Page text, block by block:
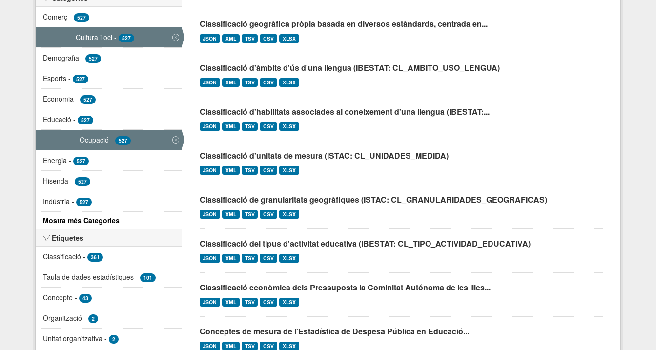
Comerç - 527
Cultura i oci - 527
Demografia - 527
Esports - 527
Economia - 527
Educació - 527
Ocupació - 527
Energia - 527
Hisenda - 527
Indústria - 527
Mostra més Categories
Etiquetes
Classificació - 361
Taula de dades estadístiques - 101
Concepte - 43
Organització - 2
Unitat organitzativa - 2
Classificació geogràfica pròpia basada en diversos estàndards, centrada en...
JSON XML TSV CSV XLSX
Classificació d'àmbits d'ús d'una llengua (IBESTAT: CL_AMBITO_USO_LENGUA)
JSON XML TSV CSV XLSX
Classificació d'habilitats associades al coneixement d'una llengua (IBESTAT:...
JSON XML TSV CSV XLSX
Classificació d'unitats de mesura (ISTAC: CL_UNIDADES_MEDIDA)
JSON XML TSV CSV XLSX
Classificació de granularitats geogràfiques (ISTAC: CL_GRANULARIDADES_GEOGRAFICAS)
JSON XML TSV CSV XLSX
Classificació del tipus d'activitat educativa (IBESTAT: CL_TIPO_ACTIVIDAD_EDUCATIVA)
JSON XML TSV CSV XLSX
Classificació econòmica dels Pressuposts la Cominitat Autónoma de les Illes...
JSON XML TSV CSV XLSX
Conceptes de mesura de l'Estadística de Despesa Pública en Educació...
JSON XML TSV CSV XLSX